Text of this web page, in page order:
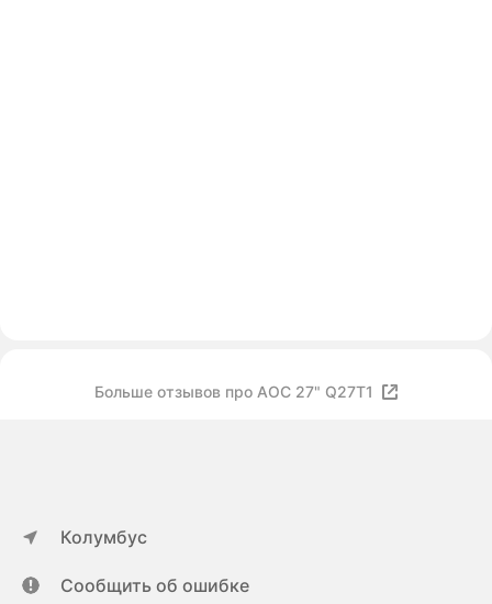
Больше отзывов про AOC 27" Q27T1
Колумбус
Сообщить об ошибке